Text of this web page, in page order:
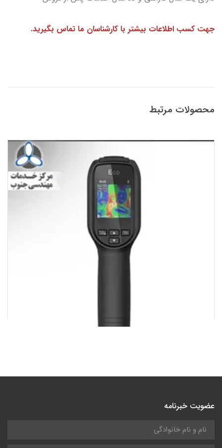
جهت کسب اطلاعات بیشتر با کارشناسان ما تماس بگیرید.
محصولات مرتبط
عضویت خبرنامه